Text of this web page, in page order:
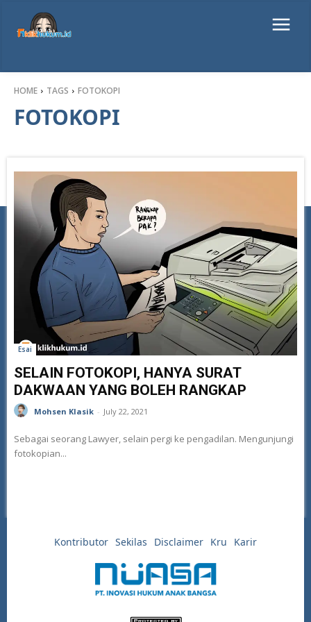
HOME TAGS FOTOKOPI
FOTOKOPI
Esai
SELAIN FOTOKOPI, HANYA SURAT
DAKWAAN YANG BOLEH RANGKAP
Mohsen Klasik - July 22, 2021
Sebagai seorang Lawyer, selain pergi ke pengadilan. Mengunjungi
fotokopian...
Kontributor Sekilas Disclaimer Kru Karir